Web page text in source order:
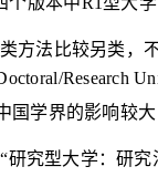
方法比较另类，
Research
国学界的影响较
研究型大学：研究